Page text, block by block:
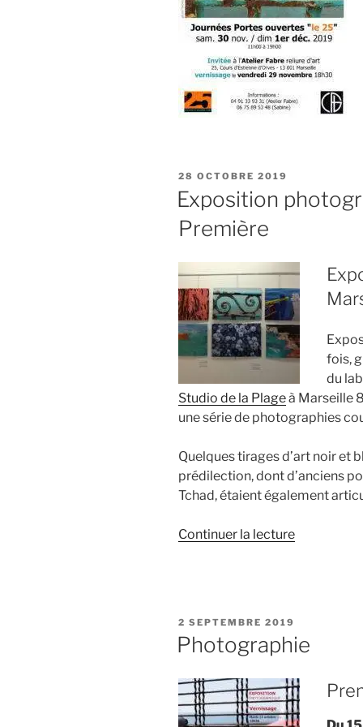
PUBLIÉ
LE
28 OCTOBRE 2019
Exposition
Première
fois,
du
Studio de la Plageà Marseille
une série de photographies
Quelques tirages d’art noir et
prédilection, dont d’anciens
Tchad, étaient également
Continuer la lecturede
–
PUBLIÉ
LE
2 SEPTEMBRE 2019
Photographie